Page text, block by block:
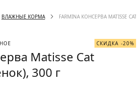
ВЛАЖНЫЕ КОРМА FARMINA КОНСЕРВА MATISSE
СКИДКА -20%
Matisse Cat
300 г